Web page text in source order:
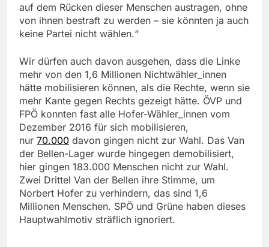
auf dem Rücken dieser Menschen austragen, ohne
von ihnen bestraft zu werden – sie könnten ja auch
keine Partei nicht wählen.“
Wir dürfen auch davon ausgehen, dass die Linke
mehr von den 1,6 Millionen Nichtwähler_innen
hätte mobilisieren können, als die Rechte, wenn sie
mehr Kante gegen Rechts gezeigt hätte. ÖVP und
FPÖ konnten fast alle Hofer-Wähler_innen vom
Dezember 2016 für sich mobilisieren,
nur 70.000 davon gingen nicht zur Wahl. Das Van
der Bellen-Lager wurde hingegen demobilisiert,
hier gingen 183.000 Menschen nicht zur Wahl.
Zwei Drittel Van der Bellen ihre Stimme, um
Norbert Hofer zu verhindern, das sind 1,6
Millionen Menschen. SPÖ und Grüne haben dieses
Hauptwahlmotiv sträflich ignoriert.